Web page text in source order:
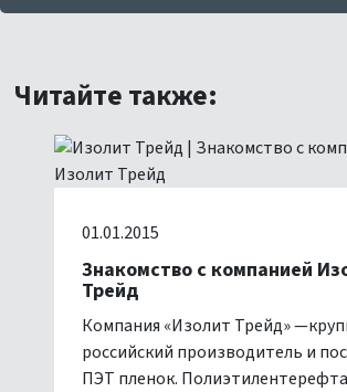
Читайте также:
01.01.2015
Знакомство с компанией
Трейд
Компания «Изолит Трейд»
российский производитель и
ПЭТ пленок.